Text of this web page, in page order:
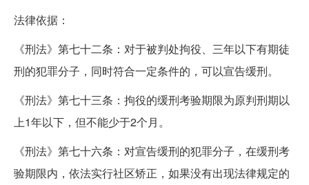
法律依据：
《刑法》第七十二条：对于被判处拘役、三年以下有期徒
刑的犯罪分子，同时符合一定条件的，可以宣告缓刑。
《刑法》第七十三条：拘役的缓刑考验期限为原判刑期以
上1年以下，但不能少于2个月。
《刑法》第七十六条：对宣告缓刑的犯罪分子，在缓刑考
验期限内，依法实行社区矫正，如果没有出现法律规定的